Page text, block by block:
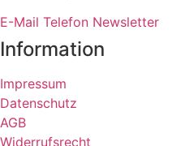
E-Mail Telefon Newsletter
Information
Impressum
Datenschutz
AGB
Widerrufsrecht